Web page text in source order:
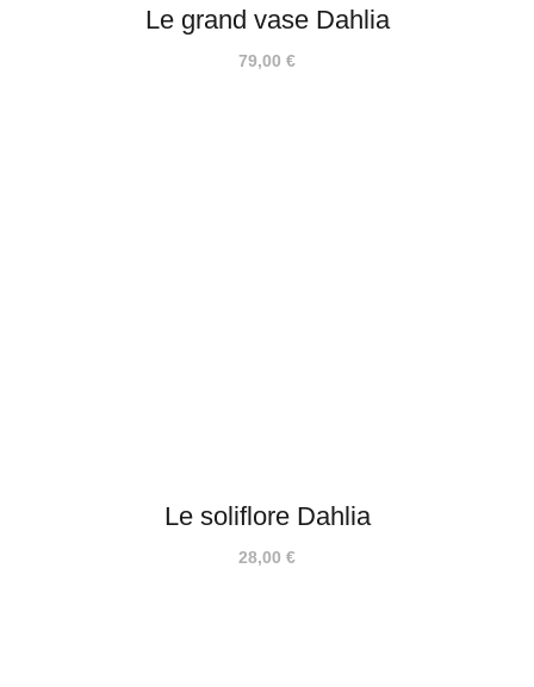
Le grand vase Dahlia
79,00 €
Le soliflore Dahlia
28,00 €